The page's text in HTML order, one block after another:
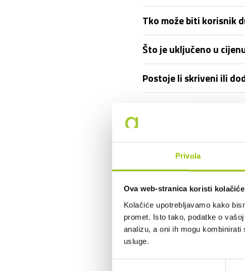
Privola
Ova web-stranica koristi kolačiće
Kolačiće upotrebljavamo kako
promet. Isto tako, podatke o
analizu, a oni ih mogu
usluge.
Tko može biti korisnik
Što je uključeno u
Postoje li skriveni ili
Koliko pređenih
Tko je vlasnik vozila?
Mogu li otkupiti vozilo